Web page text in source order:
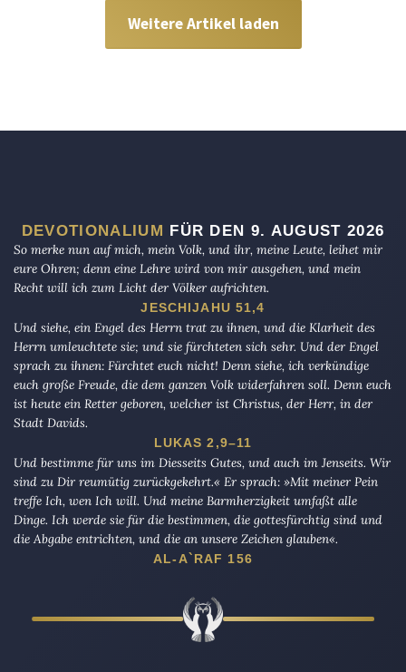
Weitere Artikel laden
DEVOTIONALIUM FÜR DEN 9. AUGUST 2026
So merke nun auf mich, mein Volk, und ihr, meine Leute, leihet mir
eure Ohren; denn eine Lehre wird von mir ausgehen, und mein
Recht will ich zum Licht der Völker aufrichten.
JESCHIJAHU 51,4
Und siehe, ein Engel des Herrn trat zu ihnen, und die Klarheit des
Herrn umleuchtete sie; und sie fürchteten sich sehr. Und der Engel
sprach zu ihnen: Fürchtet euch nicht! Denn siehe, ich verkündige
euch große Freude, die dem ganzen Volk widerfahren soll. Denn euch
ist heute ein Retter geboren, welcher ist Christus, der Herr, in der
Stadt Davids.
LUKAS 2,9–11
Und bestimme für uns im Diesseits Gutes, und auch im Jenseits. Wir
sind zu Dir reumütig zurückgekehrt.« Er sprach: »Mit meiner Pein
treffe Ich, wen Ich will. Und meine Barmherzigkeit umfaßt alle
Dinge. Ich werde sie für die bestimmen, die gottesfürchtig sind und
die Abgabe entrichten, und die an unsere Zeichen glauben«.
AL-A`RAF 156